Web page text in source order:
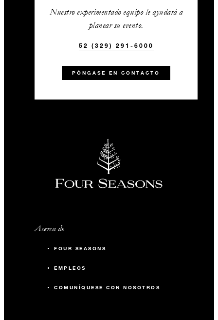
Nuestro experimentado equipo le ayudará a
planear su evento.
52 (329) 291-6000
PÓNGASE EN CONTACTO
Acerca de
FOUR SEASONS
EMPLEOS
COMUNÍQUESE CON NOSOTROS